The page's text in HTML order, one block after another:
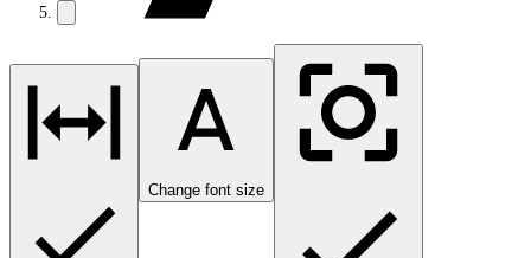
Change font size